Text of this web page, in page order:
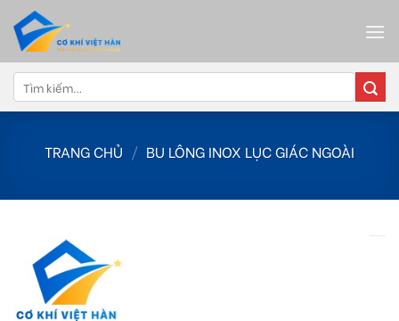
content
Tìm
kiếm:
TRANG CHỦ / BU LÔNG INOX LỤC GIÁC NGOÀI